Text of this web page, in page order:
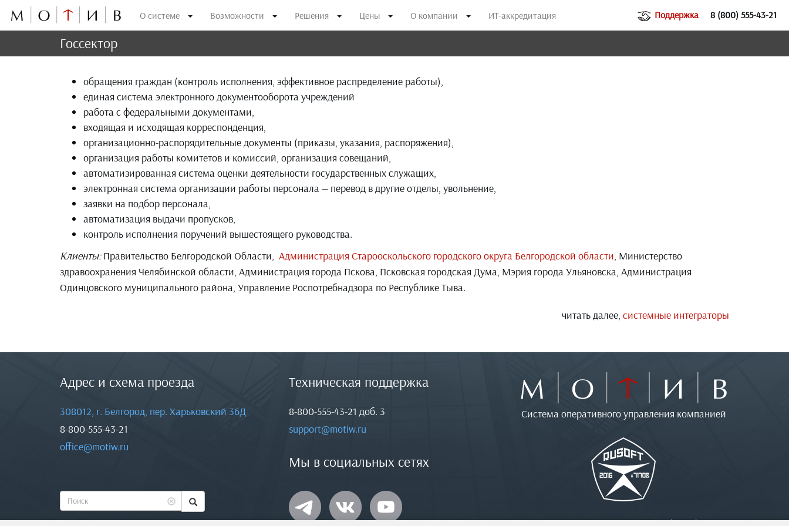
О системе Возможности Решения Цены О компании ИТ-аккредитация 8 (800) 555-43-21
Поддержка
Госсектор
обращения граждан (контроль исполнения, эффективное распределение работы),
единая система электронного документооборота учреждений
работа с федеральными документами,
входящая и исходящая корреспонденция,
организационно-распорядительные документы (приказы, указания, распоряжения),
организация работы комитетов и комиссий, организация совещаний,
автоматизированная система оценки деятельности государственных служащих,
электронная система организации работы персонала — перевод в другие отделы, увольнение,
заявки на подбор персонала,
автоматизация выдачи пропусков,
контроль исполнения поручений вышестоящего руководства.
Клиенты:Правительство Белгородской Области, Администрация Старооскольского городского округа Белгородской области, Министерство
здравоохранения Челябинской области, Администрация города Пскова, Псковская городская Дума, Мэрия города Ульяновска, Администрация
Одинцовского муниципального района, Управление Роспотребнадзора по Республике Тыва.
читать далее, cистемные интеграторы
Адрес и схема проезда
308012, г. Белгород, пер. Харьковский 36Д
8-800-555-43-21
office@motiw.ru
Техническая поддержка
8-800-555-43-21 доб. 3
support@motiw.ru
Мы в социальных сетях
Система оперативного управления компанией
Лицензионное соглашение (EULA)